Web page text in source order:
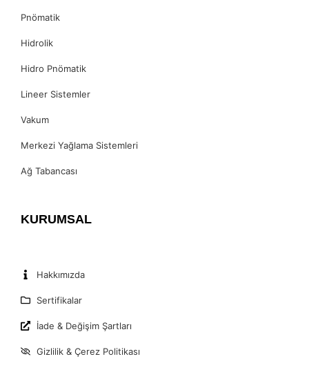
Pnömatik
Hidrolik
Hidro Pnömatik
Lineer Sistemler
Vakum
Merkezi Yağlama Sistemleri
Ağ Tabancası
KURUMSAL
Hakkımızda
Sertifikalar
İade & Değişim Şartları
Gizlilik & Çerez Politikası